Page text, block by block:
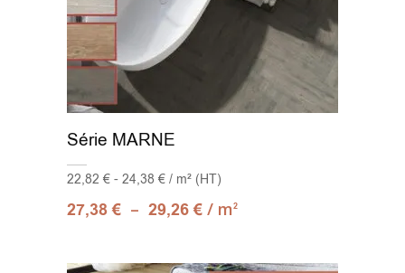
Série MARNE
22,82 € - 24,38 € / m² (HT)
27,38€ – 29,26€ / m2